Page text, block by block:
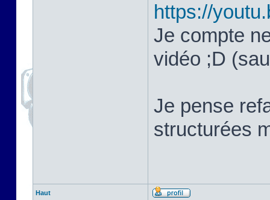
https://
Je compte
vidéo ;D
Je pense
structurées
Haut